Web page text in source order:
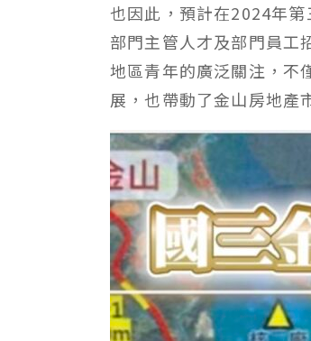
也因此，預計在2024年
部門主管人才及部門員工
地區青年的廣泛關注，不
展，也帶動了金山房地產